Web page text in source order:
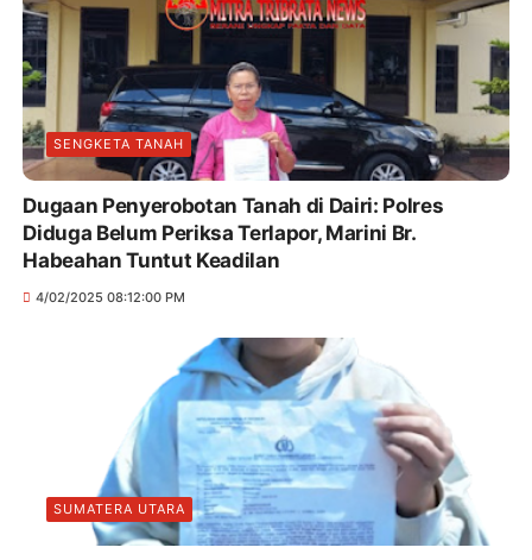
SENGKETA TANAH
Dugaan Penyerobotan Tanah di Dairi: Polres
Diduga Belum Periksa Terlapor, Marini Br.
Habeahan Tuntut Keadilan
4/02/2025 08:12:00 PM
SUMATERA UTARA